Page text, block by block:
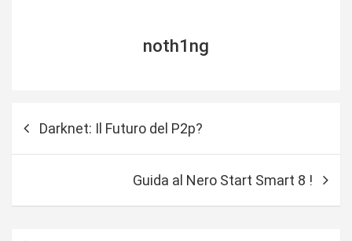
noth1ng
Darknet: Il Futuro del P2p?
Guida al Nero Start Smart 8 !